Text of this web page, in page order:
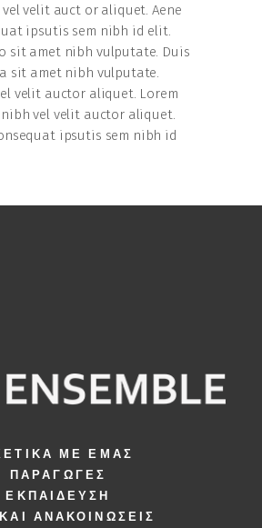
velit auct or aliquet. Aene
ipsutis sem nibh id elit.
sit amet nibh vulputate. Duis
sit amet nibh vulputate.
velit auctor aliquet. Lorem
vel velit auctor aliquet.
ipsutis sem nibh id
ΜΕ ΕΜΆΣ
ΠΑΡΑΓΩΓΈΣ
ΕΚΠΑΊΔΕΥΣΗ
ΑΝΑΚΟΙΝΏΣΕΙΣ